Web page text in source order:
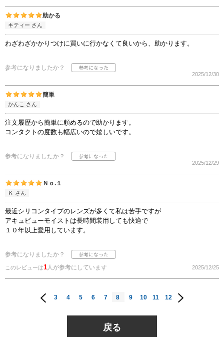
助かる
キティー さん
わざわざかかりつけに買いに行かなくて良いから、助かります。
参考になりましたか？
2025/12/30
簡単
かんこ さん
注文履歴から簡単に頼めるので助かります。
コンタクトの度数も幅広いので嬉しいです。
参考になりましたか？
2025/12/29
Ｎｏ.１
Ｋ さん
最近シリコンタイプのレンズが多くて私は苦手ですが
アキュビューモイストは長時間装用しても快適で
１０年以上愛用しています。
参考になりましたか？
このレビューは1人が参考にしています 2025/12/25
3 4 5 6 7 8 9 10 11 12
戻る